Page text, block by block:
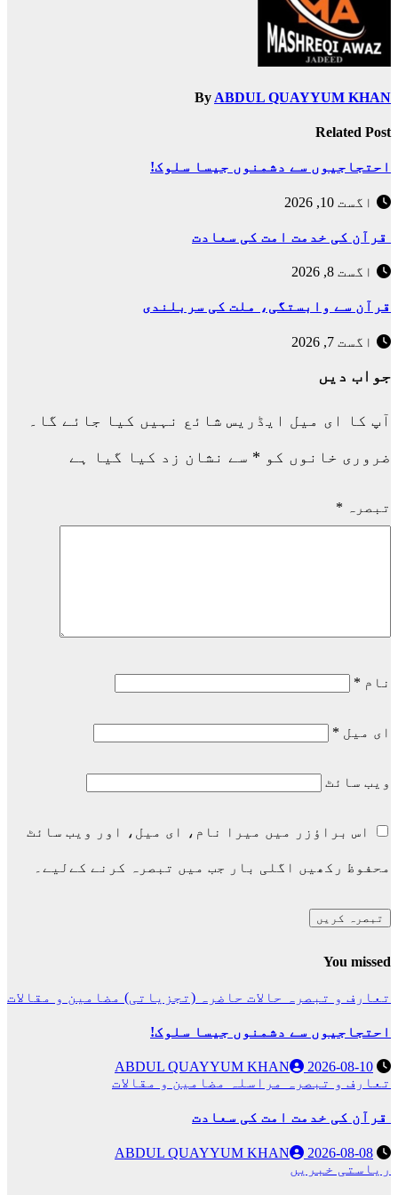
By ABDUL QUAYYUM KHAN
Related Post
احتجاجیوں سے دشمنوں جیسا سلوک!
اگست 10, 2026
قرآن کی خدمت امت کی سعادت
اگست 8, 2026
قرآن سے وابستگی، ملت کی سربلندی
اگست 7, 2026
جواب دیں
آپ کا ای میل ایڈریس شائع نہیں کیا جائے گا۔
ضروری خانوں کو * سے نشان زد کیا گیا ہے
تبصرہ *
نام *
ای میل *
ویب‌ سائٹ
اس براؤزر میں میرا نام، ای میل، اور ویب سائٹ
محفوظ رکھیں اگلی بار جب میں تبصرہ کرنے کےلیے۔
You missed
تعارف و تبصرہ حالات حاضرہ (تجزیاتی) مضامین و مقالات
احتجاجیوں سے دشمنوں جیسا سلوک!
2026-08-10
ABDUL QUAYYUM KHAN
تعارف و تبصرہ
مراسلہ مضامین و مقالات
قرآن کی خدمت امت کی سعادت
2026-08-08
ABDUL QUAYYUM KHAN
ریاستی خبریں